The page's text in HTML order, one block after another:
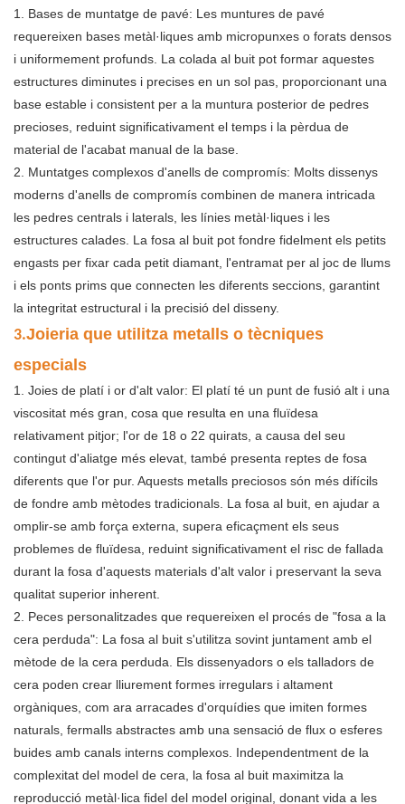
1. Bases de muntatge de pavé: Les muntures de pavé
requereixen bases metàl·liques amb micropunxes o forats densos
i uniformement profunds. La colada al buit pot formar aquestes
estructures diminutes i precises en un sol pas, proporcionant una
base estable i consistent per a la muntura posterior de pedres
precioses, reduint significativament el temps i la pèrdua de
material de l'acabat manual de la base.
2. Muntatges complexos d'anells de compromís: Molts dissenys
moderns d'anells de compromís combinen de manera intricada
les pedres centrals i laterals, les línies metàl·liques i les
estructures calades. La fosa al buit pot fondre fidelment els petits
engasts per fixar cada petit diamant, l'entramat per al joc de llums
i els ponts prims que connecten les diferents seccions, garantint
la integritat estructural i la precisió del disseny.
3.Joieria que utilitza metalls o tècniques
especials
1. Joies de platí i or d'alt valor: El platí té un punt de fusió alt i una
viscositat més gran, cosa que resulta en una fluïdesa
relativament pitjor; l'or de 18 o 22 quirats, a causa del seu
contingut d'aliatge més elevat, també presenta reptes de fosa
diferents que l'or pur. Aquests metalls preciosos són més difícils
de fondre amb mètodes tradicionals. La fosa al buit, en ajudar a
omplir-se amb força externa, supera eficaçment els seus
problemes de fluïdesa, reduint significativament el risc de fallada
durant la fosa d'aquests materials d'alt valor i preservant la seva
qualitat superior inherent.
2. Peces personalitzades que requereixen el procés de "fosa a la
cera perduda": La fosa al buit s'utilitza sovint juntament amb el
mètode de la cera perduda. Els dissenyadors o els talladors de
cera poden crear lliurement formes irregulars i altament
orgàniques, com ara arracades d'orquídies que imiten formes
naturals, fermalls abstractes amb una sensació de flux o esferes
buides amb canals interns complexos. Independentment de la
complexitat del model de cera, la fosa al buit maximitza la
reproducció metàl·lica fidel del model original, donant vida a les